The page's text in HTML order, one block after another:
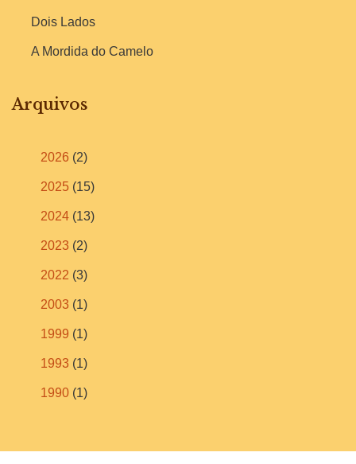
Dois Lados
A Mordida do Camelo
Arquivos
2026 (2)
2025 (15)
2024 (13)
2023 (2)
2022 (3)
2003 (1)
1999 (1)
1993 (1)
1990 (1)